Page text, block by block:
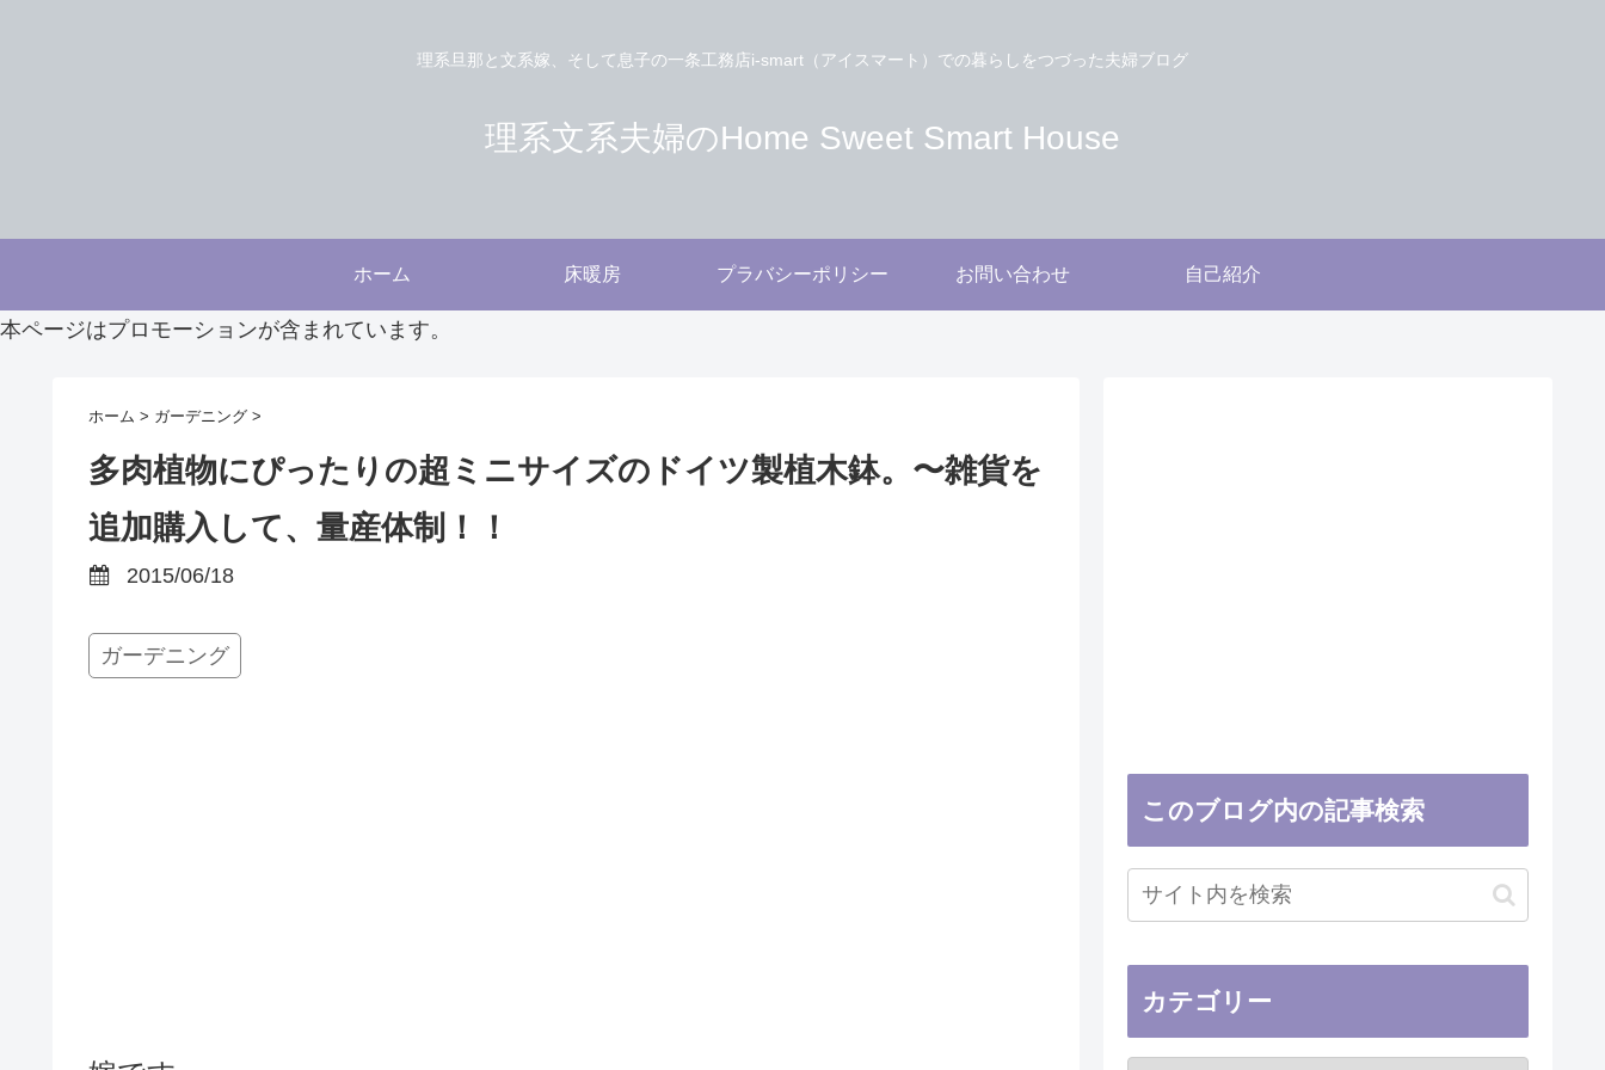
理系旦那と文系嫁、そして息子の一条工務店i-smart（アイスマート）での暮らしをつづった夫婦ブログ
理系文系夫婦のHome Sweet Smart House
ホーム 床暖房 プラバシーポリシー お問い合わせ 自己紹介
本ページはプロモーションが含まれています。
ホーム > ガーデニング >
多肉植物にぴったりの超ミニサイズのドイツ製植木鉢。〜雑貨を
追加購入して、量産体制！！
2015/06/18
ガーデニング
このブログ内の記事検索
カテゴリー